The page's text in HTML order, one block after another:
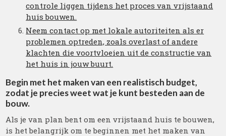
controle liggen tijdens het proces van vrijstaand
huis bouwen.
Neem contact op met lokale autoriteiten als er
problemen optreden, zoals overlast of andere
klachten die voortvloeien uit de constructie van
het huis in jouw buurt.
Begin met het maken van een realistisch budget,
zodat je precies weet wat je kunt besteden aan de
bouw.
Als je van plan bent om een vrijstaand huis te bouwen,
is het belangrijk om te beginnen met het maken van